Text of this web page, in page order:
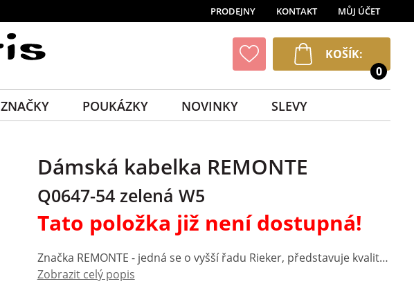
Dámská kabelka REMONTE
Q0647-54 zelená W5
Tato položka již není dostupná!
Značka REMONTE - jedná se o vyšší řadu Rieker, představuje kvalitu v moderním provedení doplňků pro Váš šatník. Tato kabelka je okouzlujícím doplňkem, který zaujme kombinací různých materiálů, jemného vzoru a elegantních odlesků. Celkový dojem podtrhuje decentní logo značky, které dodává kabelce stylový vzhled. Vnitřní prostor je prakticky rozdělen do tří samostatných částí, každá se zapínáním na zip, přičemž dvě z nich jsou doplněny o menší kapsičky na drobnosti. Kabelka přichází se dvěma odepínatelnými a délkově nastavitelnými popruhy – barevně doladěným a textilním s výrazným vzorem, díky čemuž si ji můžete přizpůsobit podle svého stylu a příležitosti. Ideální volba pro každodenní nošení i vyjímečné příležitosti – tato kabelka nabízí dokonalou rovnováhu mezi stylem a funkčností. Rozměry: cca V 18 cm x Š 22 cm x H 8 cm Vnitřní uspořádání: kabelka je dělená Kabelka má délkově nastavitelný popruh, který lze odepnout. Maximální délka nastavitelného popruhu je cca 125 cm.
Zobrazit celý popis
0
KOŠÍK:
MŮJ ÚČET
KONTAKT
PRODEJNY
ZNAČKY POUKÁZKY NOVINKY SLEVY